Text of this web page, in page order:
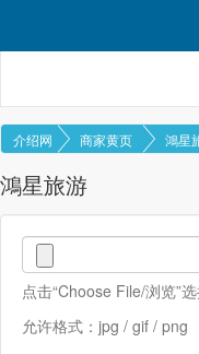
介绍网 商家黄页 鴻星
鴻星旅游
点击“Choose File/浏览”
允许格式：jpg / gif / png